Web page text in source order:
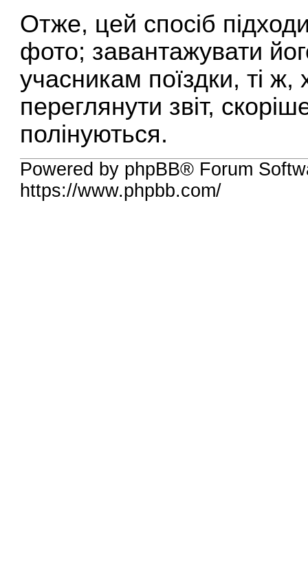
Отже, цей спосіб
фото; завантажувати
учасникам поїздки, ті ж,
переглянути звіт,
полінуються.
Powered by phpBB® Forum
https://www.phpbb.com/